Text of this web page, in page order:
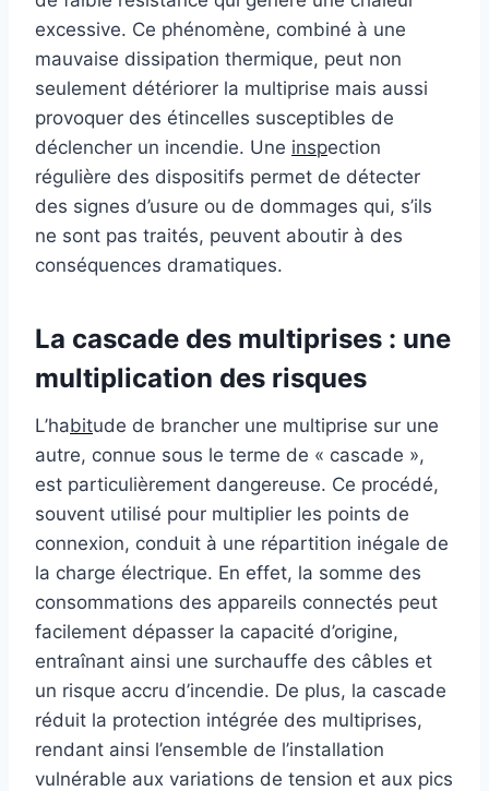
excessive. Ce phénomène, combiné à une
mauvaise dissipation thermique, peut non
seulement détériorer la multiprise mais aussi
provoquer des étincelles susceptibles de
déclencher un incendie. Une inspection
régulière des dispositifs permet de détecter
des signes d’usure ou de dommages qui, s’ils
ne sont pas traités, peuvent aboutir à des
conséquences dramatiques.
La cascade des multiprises : une
multiplication des risques
L’habitude de brancher une multiprise sur une
autre, connue sous le terme de « cascade »,
est particulièrement dangereuse. Ce procédé,
souvent utilisé pour multiplier les points de
connexion, conduit à une répartition inégale de
la charge électrique. En effet, la somme des
consommations des appareils connectés peut
facilement dépasser la capacité d’origine,
entraînant ainsi une surchauffe des câbles et
un risque accru d’incendie. De plus, la cascade
réduit la protection intégrée des multiprises,
rendant ainsi l’ensemble de l’installation
vulnérable aux variations de tension et aux pics